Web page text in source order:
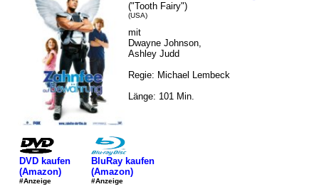
("Tooth Fairy")
(USA)
mit
Dwayne Johnson,
Ashley Judd
Regie: Michael Lembeck
Länge: 101 Min.
DVD kaufen
(Amazon)
#Anzeige
BluRay kaufen
(Amazon)
#Anzeige